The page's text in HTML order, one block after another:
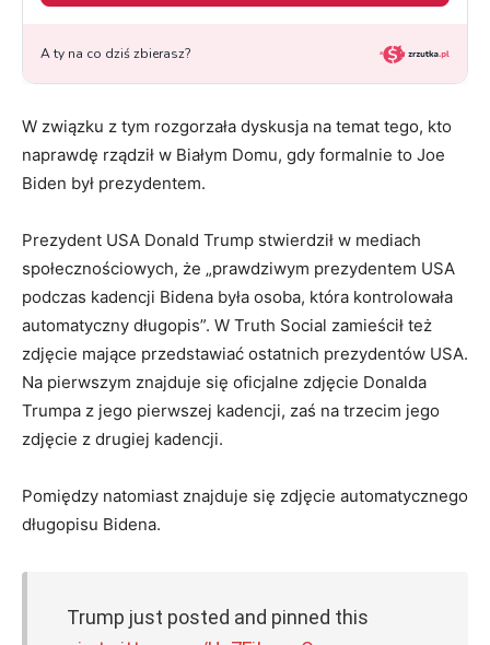
W związku z tym rozgorzała dyskusja na temat tego, kto
naprawdę rządził w Białym Domu, gdy formalnie to Joe
Biden był prezydentem.
Prezydent USA Donald Trump stwierdził w mediach
społecznościowych, że „prawdziwym prezydentem USA
podczas kadencji Bidena była osoba, która kontrolowała
automatyczny długopis”. W Truth Social zamieścił też
zdjęcie mające przedstawiać ostatnich prezydentów USA.
Na pierwszym znajduje się oficjalne zdjęcie Donalda
Trumpa z jego pierwszej kadencji, zaś na trzecim jego
zdjęcie z drugiej kadencji.
Pomiędzy natomiast znajduje się zdjęcie automatycznego
długopisu Bidena.
Trump just posted and pinned this